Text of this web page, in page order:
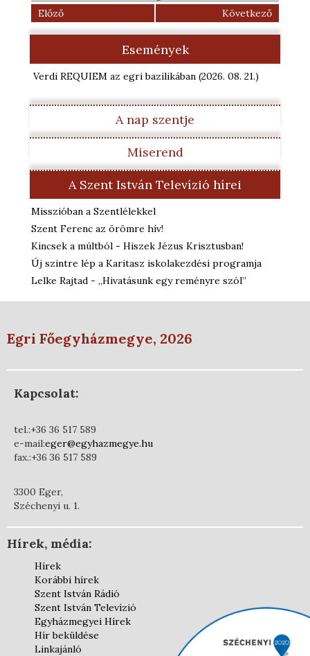
Előző
Következő
Események
Verdi REQUIEM az egri bazilikában (2026. 08. 21.)
A nap szentje
Miserend
A Szent István Televízió hírei
Misszióban a Szentlélekkel
Szent Ferenc az örömre hív!
Kincsek a múltból - Hiszek Jézus Krisztusban!
Új szintre lép a Karitasz iskolakezdési programja
Lelke Rajtad - „Hivatásunk egy reményre szól”
Egri Főegyházmegye, 2026
Kapcsolat:
tel.:+36 36 517 589
e-mail:eger@egyhazmegye.hu
fax.:+36 36 517 589
3300 Eger,
Széchenyi u. 1.
Hírek, média:
Hírek
Korábbi hírek
Szent István Rádió
Szent István Televízió
Egyházmegyei Hírek
Hír beküldése
Linkajánló